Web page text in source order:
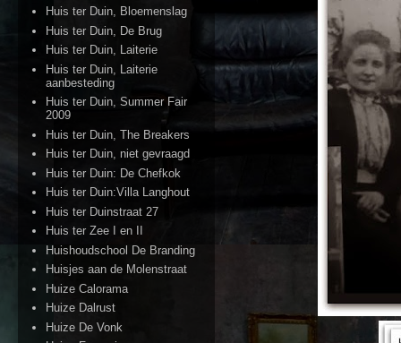
Huis ter Duin, Bloemenslag
Huis ter Duin, De Brug
Huis ter Duin, Laiterie
Huis ter Duin, Laiterie
aanbesteding
Huis ter Duin, Summer Fair
2009
Huis ter Duin, The Breakers
Huis ter Duin, niet gevraagd
Huis ter Duin: De Chefkok
Huis ter Duin:Villa Langhout
Huis ter Duinstraat 27
Huis ter Zee I en II
Huishoudschool De Branding
Huisjes aan de Molenstraat
Huize Calorama
Huize Dalrust
Huize De Vonk